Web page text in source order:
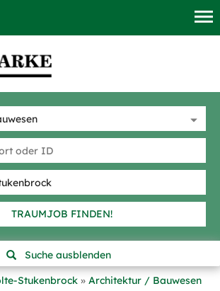
TRAUMJOB FINDEN!
Suche ausblenden
Stukenbrock
Architektur / Bauwesen